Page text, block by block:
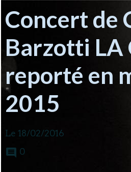
Concert de
Barzotti LA
reporté en
2015
Le 18/02/2016
0